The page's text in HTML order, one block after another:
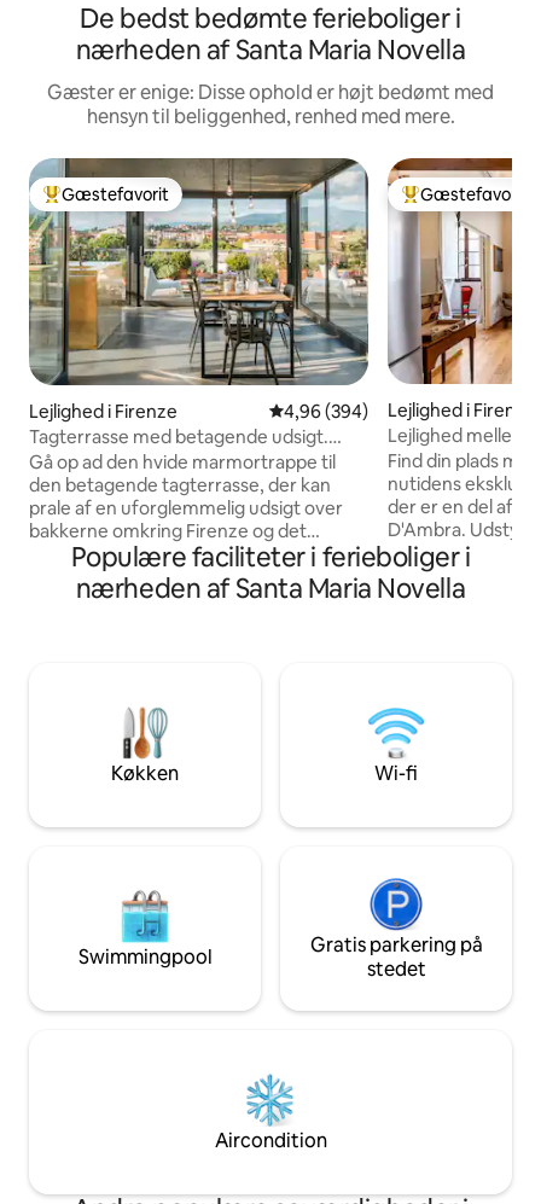
De bedst bedømte ferieboliger i
nærheden af Santa Maria Novella
Gæster er enige: Disse ophold er højt bedømt med
hensyn til beliggenhed, renhed med mere.
Bedste gæstefavorit
Gæstefavorit
Lejlighed i Firenze 4,96 ud af 5 i gennemsnitlig
4,96 (394)
Tagterrasse med betagende udsigt.
Kort gåtur til Duomo.
Gå op ad den hvide marmortrappe til
den betagende tagterrasse, der kan
prale af en uforglemmelig udsigt over
bakkerne omkring Firenze og det
historiske centrum. Denne lejlighed er
nyrenoveret og blander forskellige typer
arkitektur og design. I lejligheden er der
desinficere alle kritiske områder, især
desinficeres boligen ved hjælp af
ozongeneratorer. Lejligheden er
nyindrettet med en meget speciel
arkitekturen og designet. Det er en 2-
århundrede lige uden for det historiske
bycentrum: På første sal er der
soveværelserne (en suite og et andet
soveværelse), badeværelset og et
et elegant opholdsområde med en
soveværelse med balkon og pejs. Det
andet soveværelse har et stort
klædeskab med spejle, en fin sofa og to
enkeltsenge, der kan placeres efter ens
marmortrappe har vi adgang til det helt
Bedste
Gæstefavorit
Lejlighed i Firenze
Lejlighed mellem
på domkirken
Find din plads
nutidens
der er en del af
D'Ambra.
høje lofter, der
dekorationer og
D'Epoca:
privatliv, CCTV i
og lagner
Rummet er unikt
vinduer. Ejerne
give maksimal
kommer på
en historisk
maksimal
til dem, der rejser
og privatliv). Alle rum i lejligheden er
togstationen er
Populære faciliteter i ferieboliger i
nærheden af Santa Maria Novella
Køkken Wi-fi
Swimmingpool
Gratis parkering på
stedet
Aircondition